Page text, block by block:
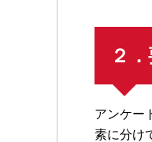
２
アンケー
素に分け